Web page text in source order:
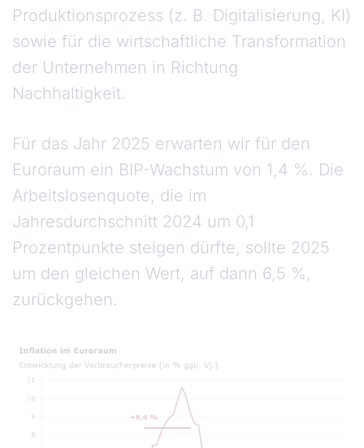
Produktionsprozess (z. B. Digitalisierung, KI)
sowie für die wirtschaftliche Transformation
der Unternehmen in Richtung
Nachhaltigkeit.
Für das Jahr 2025 erwarten wir für den
Euroraum ein BIP-Wachstum von 1,4 %. Die
Arbeitslosenquote, die im
Jahresdurchschnitt 2024 um 0,1
Prozentpunkte steigen dürfte, sollte 2025
um den gleichen Wert, auf dann 6,5 %,
zurückgehen.